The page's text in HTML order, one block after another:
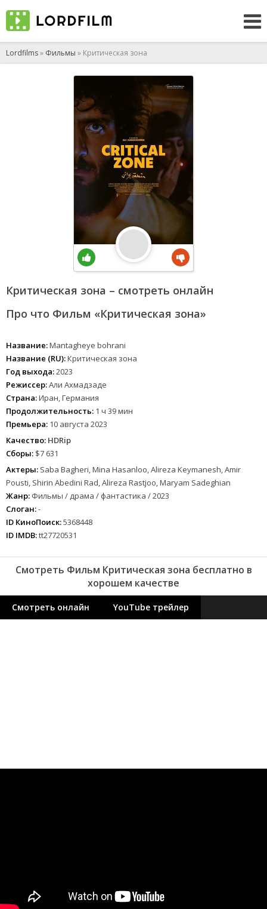
Lordfilms» Фильмы » Критическая зона
Критическая зона – смотреть онлайн
Про что Фильм «Критическая зона»
Название:Mantagheye bohrani
Название (RU):Критическая зона
Год выхода:2023
Режиссер:Али Ахмадзаде
Страна:Иран, Германия
Продолжительность: 1 ч 39 мин
Премьера: 10 августа 2023
Качество: HDRip
Сборы: $7 631
Актеры: Saba Bagheri, Mina Hasanloo, Alireza Keymanesh, Amir
Pousti, Shirin Abedini Rad, Alireza Rastjoo, Maryam Sadeghian
Жанр: Фильмы / драма / фантастика / 2023
Слоган:-
ID КиноПоиск:5368448
ID IMDB:tt27720531
Смотреть Фильм Критическая зона бесплатно в
хорошем качестве
Смотреть онлайн YouTube трейлер